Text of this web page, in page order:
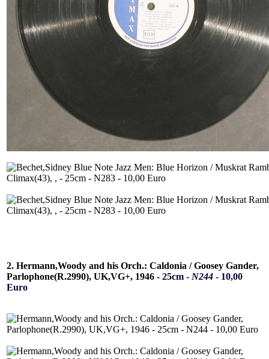
2. Hermann,Woody and his Orch.: Caldonia / Goosey Gander,
Parlophone(R.2990), UK,VG+, 1946 - 25cm - N244 - 10,00
Euro